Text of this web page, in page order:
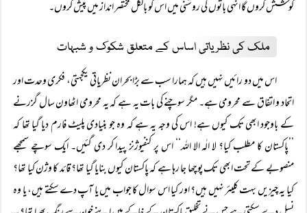
کوشش کروں گا انہی باتوں کی روشنی میں اس کو بالکل مختصر انداز میں پیش کروں۔
ملک کی نظریاتی اساس کے متعلق شکوک و شبہات
اس میں دو رائیں نہیں ہیں کہ ہمارا سب سے بڑا بحران نظریاتی یکجہتی، فکری وحدت اور
اتحاد و اتفاق سے محرومی ہے۔ مگر سوچنے کی بات یہ ہے کہ یہ محرومی اٹھاون سال گزرنے
کے باوجود ابھی تک کیوں ہے! اس کی وجہ یہ ہے کہ وہ جو بنیادی پلیٹ فارم دیا گیا تھا کہ
’’پاکستان کا مطلب کیا؟ لا الٰہ الا اللہ‘‘ اس پر کنفیوژنز پیدا کر دی گئیں۔ ایک سوچے سمجھے
منصوبے کے تحت ابھی تک پوچھا جا رہا ہے کہ پاکستان کیوں بنایا گیا تھا؟ قائد کا وژن کیا تھا؟
کیا یہ چیزیں بہت کلیئر نہیں ہیں؟ اور کیا اس سوال کا جواب میں یا آپ دے سکتے ہیں، یا وہ